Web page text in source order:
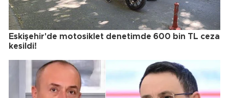
Eskişehir'de motosiklet denetimde 600 bin TL ceza
kesildi!